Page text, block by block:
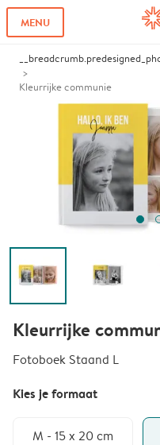
MENU
Kleurrijke communie
Kleurrijke
Fotoboek Staand L
Kies je formaat
M - 15 x 20 cm